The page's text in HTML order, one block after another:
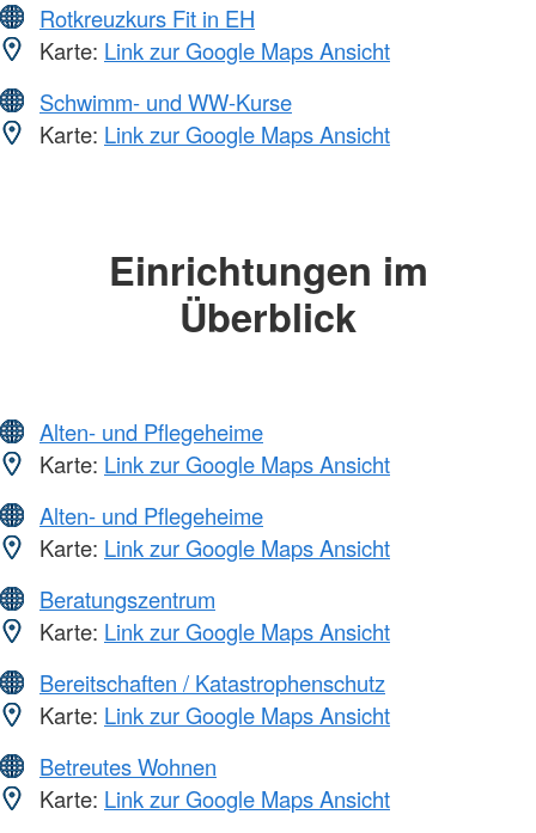
Rotkreuzkurs Fit in EH
Karte: Link zur Google Maps Ansicht
Schwimm- und WW-Kurse
Karte: Link zur Google Maps Ansicht
Einrichtungen im
Überblick
Alten- und Pflegeheime
Karte: Link zur Google Maps Ansicht
Alten- und Pflegeheime
Karte: Link zur Google Maps Ansicht
Beratungszentrum
Karte: Link zur Google Maps Ansicht
Bereitschaften / Katastrophenschutz
Karte: Link zur Google Maps Ansicht
Betreutes Wohnen
Karte: Link zur Google Maps Ansicht